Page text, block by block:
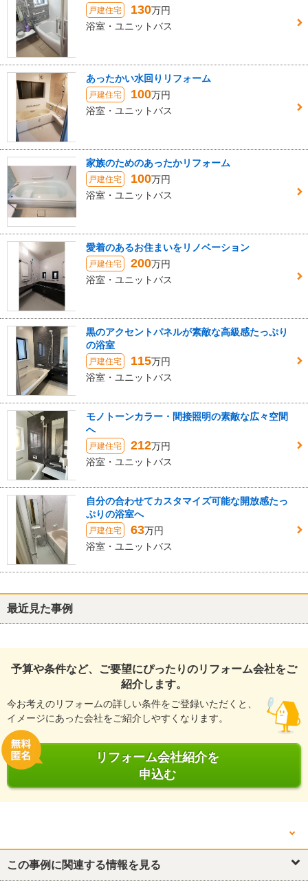
戸建住宅 130万円
浴室・ユニットバス
あったかい水回りリフォーム
戸建住宅 100万円
浴室・ユニットバス
家族のためのあったかリフォーム
戸建住宅 100万円
浴室・ユニットバス
愛着のあるお住まいをリノベーション
戸建住宅 200万円
浴室・ユニットバス
黒のアクセントパネルが素敵な高級感たっぷり
の浴室
戸建住宅 115万円
浴室・ユニットバス
モノトーンカラー・間接照明の素敵な広々空間
へ
戸建住宅 212万円
浴室・ユニットバス
自分の合わせてカスタマイズ可能な開放感たっ
ぷりの浴室へ
戸建住宅 63万円
浴室・ユニットバス
最近見た事例
予算や条件など、ご要望にぴったりのリフォーム会社をご
紹介します。
今お考えのリフォームの詳しい条件をご登録いただくと、
イメージにあった会社をご紹介しやすくなります。
リフォーム会社紹介を
申込む
他の箇所を見る
浴室・ユニットバス
この事例に関連する情報を見る